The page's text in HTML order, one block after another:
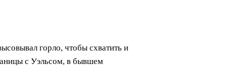
горло, чтобы схватить и
с Уэльсом, в бывшем